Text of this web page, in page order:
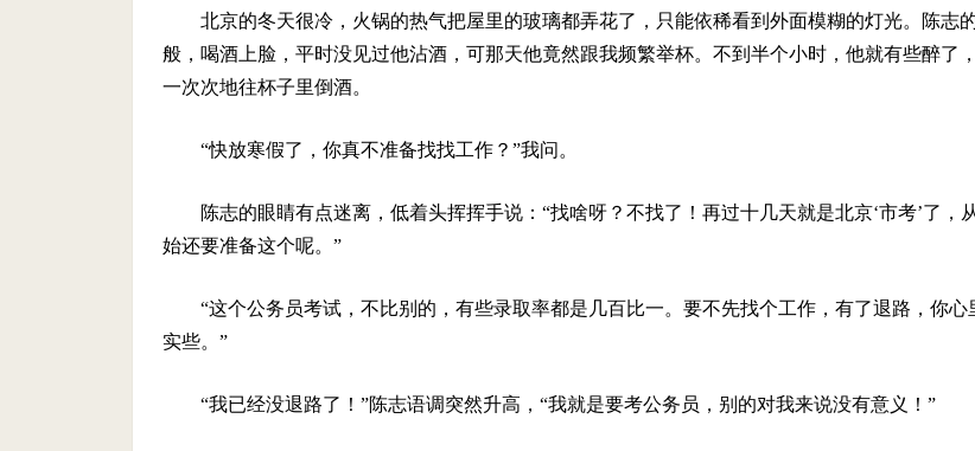
北京的冬天很冷，火锅的热气把屋里的玻璃都弄花了，只能依稀看到外面模糊的灯光。陈志
般，喝酒上脸，平时没见过他沾酒，可那天他竟然跟我频繁举杯。不到半个小时，他就有些醉了
一次次地往杯子里倒酒。
“快放寒假了，你真不准备找找工作？”我问。
陈志的眼睛有点迷离，低着头挥挥手说：“找啥呀？不找了！再过十几天就是北京‘市考’了，
始还要准备这个呢。”
“这个公务员考试，不比别的，有些录取率都是几百比一。要不先找个工作，有了退路，你心
实些。”
“我已经没退路了！”陈志语调突然升高，“我就是要考公务员，别的对我来说没有意义！”